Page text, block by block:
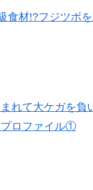
食材!?フジツボ
れて大ケガを
ロファイル①